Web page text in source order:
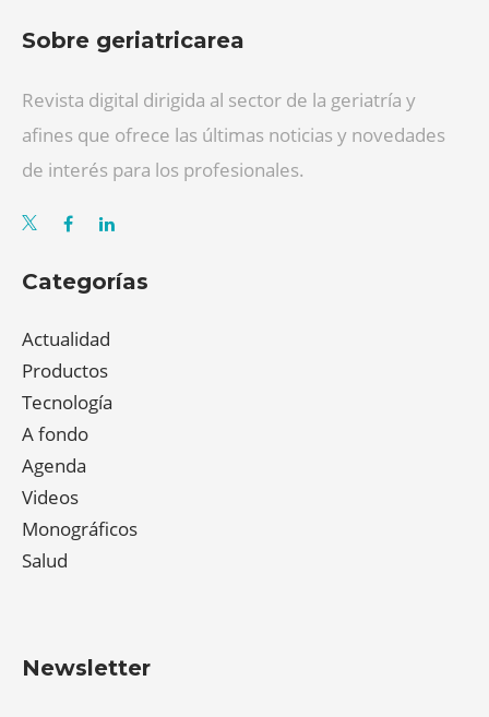
Sobre geriatricarea
Revista digital dirigida al sector de la geriatría y
afines que ofrece las últimas noticias y novedades
de interés para los profesionales.
Categorías
Actualidad
Productos
Tecnología
A fondo
Agenda
Videos
Monográficos
Salud
Newsletter